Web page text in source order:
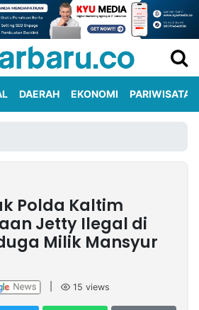
DAERAH EKONOMI PARIWISATA
Polda Kaltim
Jetty Ilegal di
Milik Mansyur
15 views